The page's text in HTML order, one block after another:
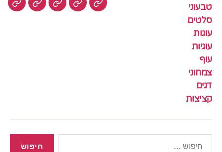
טבעוני
סלטים
עוגות
עוגיות
עוף
צמחוני
דגים
קציצות
עוגיותעוף צמחונידגים